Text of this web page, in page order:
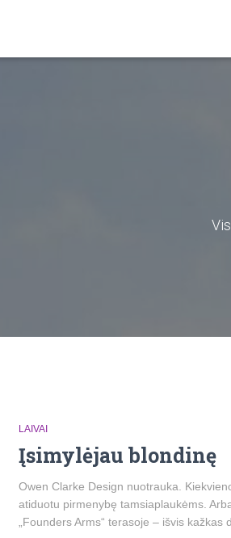
LAIVAI
Įsimylėjau blondinę
Owen Clarke Design nuotrauka.
atiduotu pirmenybę tamsiaplaukėms.
„Founders Arms“ terasoje – išvis